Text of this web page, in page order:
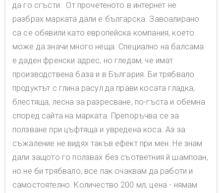
да го сгъсти. От прочетеното в интернет не
разбрах марката дали е българска. Завоалирано
са се обявили като европейска компания, което
може да значи много неща. Специално на балсама
е даден френски адрес, но гледам, че имат
производствена база и в България. Би трябвало
продуктът с глина расул да прави косата гладка,
блестяща, лесна за разресване, по-гъста и обемна
според сайта на марката. Препоръчва се за
ползване при цъфтяща и увредена коса. Аз за
съжаление не видях такъв ефект при мен. Не знам
дали защото го ползвах без съответния й шампоан,
но не би трябвало, все пак очаквам да работи и
самостоятелно. Количество 200 мл, цена - нямам